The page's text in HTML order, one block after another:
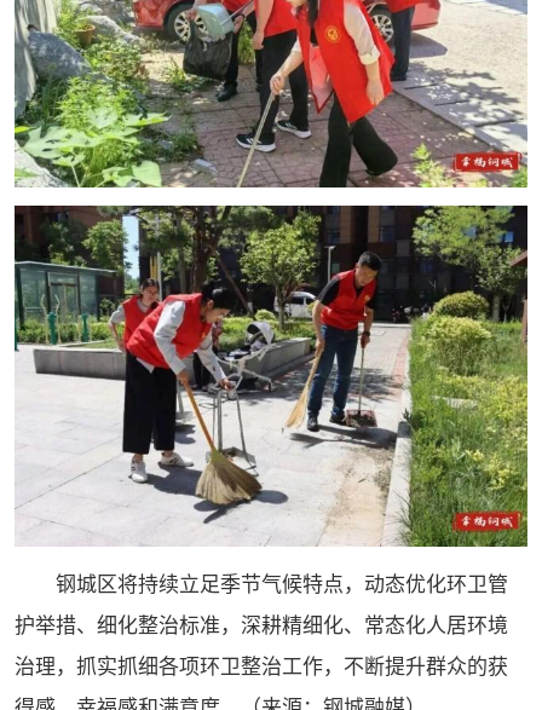
钢城区将持续立足季节气候特点，动态优化环卫管
护举措、细化整治标准，深耕精细化、常态化人居环境
治理，抓实抓细各项环卫整治工作，不断提升群众的获